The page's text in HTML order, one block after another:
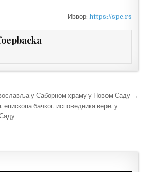
Извор: https://spc.rs
у Саборном храму у Новом Саду →
бачког, исповедника вере, у